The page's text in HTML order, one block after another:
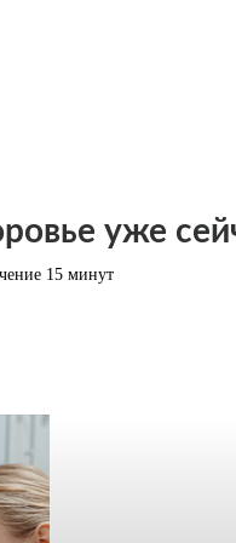
уже
15 минут